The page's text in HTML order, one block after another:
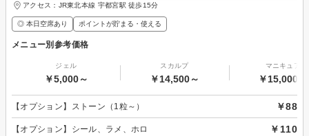
アクセス：JR東北本線 宇都宮駅 徒歩15分
◎ 本日空席あり ポイントが貯まる・使える
メニュー別参考価格
ジェル
￥5,000～
スカルプ
￥14,500～
マニキュア
￥15,000～
【オプション】ストーン（1粒～） ￥88
【オプション】シール、ラメ、ホロ ￥110